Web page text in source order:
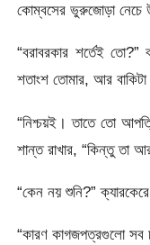
কোম্বসের ভুরুজোড়া নেচে
“বরাবরকার শর্তেই তো?”
শতাংশ তোমার, আর
“নিশ্চয়ই। তাতে তো
শান্ত রাখার, “কিন্তু তা
“কেন নয় শুনি?”
“কারণ কাগজপত্রগুলো সব